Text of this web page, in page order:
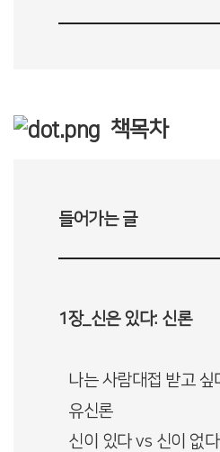
책목차
들어가는 글
1장_신은 있다: 신론
나는 사람대접 받고
유신론
신이 있다 vs 신이 없